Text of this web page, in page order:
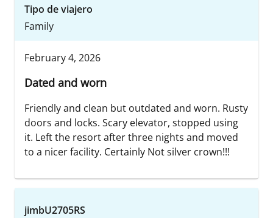
Tipo de viajero
Family
February 4, 2026
Dated and worn
Friendly and clean but outdated and worn. Rusty
doors and locks. Scary elevator, stopped using
it. Left the resort after three nights and moved
to a nicer facility. Certainly Not silver crown!!!
jimbU2705RS